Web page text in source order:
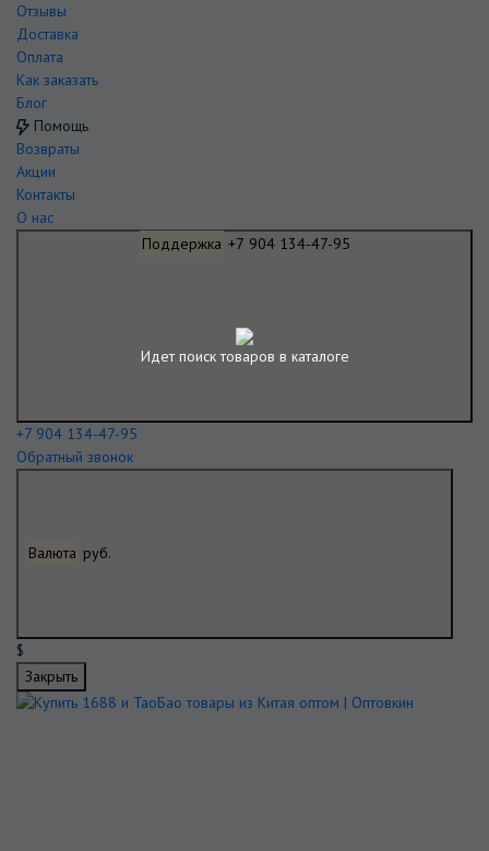
Отзывы
Доставка
Оплата
Как заказать
Блог
Помощь
Возвраты
Акции
Контакты
О нас
Поддержка
+7 904 134-47-95
Обратный звонок
Валюта руб.
$
Закрыть
Идет поиск товаров в каталоге